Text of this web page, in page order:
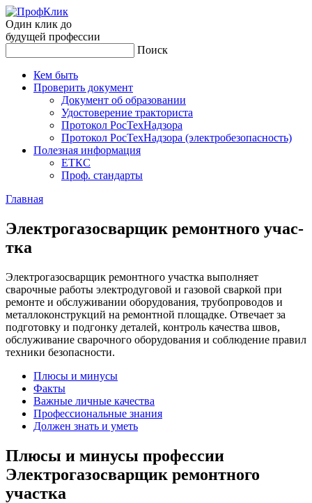
Один клик до
будущей профессии
Поиск
Кем быть
Проверить документ
Документ об образовании
Удостоверение тракториста
Протокол РосТехНадзора
Протокол РосТехНадзора (электробезопасность)
Полезная информация
ЕТКС
Проф. стандарты
Главная
Элек­тро­газос­варщик ре­мон­тно­го учас­
тка
Электрогазосварщик ремонтного участка выполняет
сварочные работы электродуговой и газовой сваркой при
ремонте и обслуживании оборудования, трубопроводов и
металлоконструкций на ремонтной площадке. Отвечает за
подготовку и подгонку деталей, контроль качества швов,
обслуживание сварочного оборудования и соблюдение правил
техники безопасности.
Плюсы и минусы
Факты
Важные личные качества
Профессиональные знания
Должен знать и уметь
Плюсы и минусы профессии
Электрогазосварщик ремонтного
участка